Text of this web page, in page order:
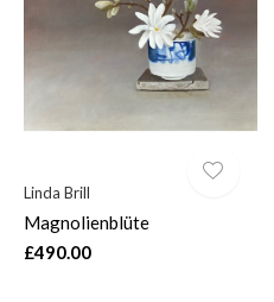
Linda Brill
Magnolienblüte
£490.00